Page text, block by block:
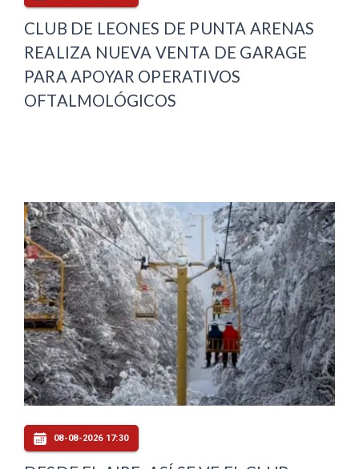
CLUB DE LEONES DE PUNTA ARENAS
REALIZA NUEVA VENTA DE GARAGE
PARA APOYAR OPERATIVOS
OFTALMOLÓGICOS
08-08-2026 17:30